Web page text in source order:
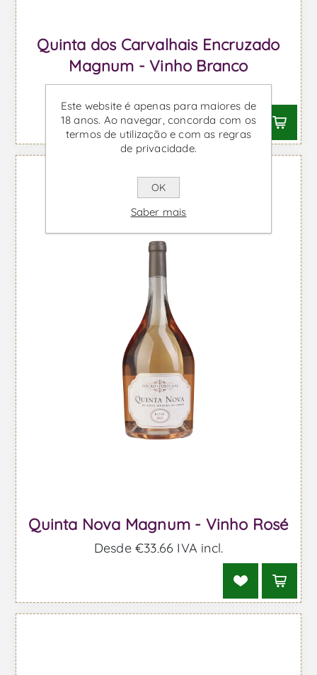
Quinta dos Carvalhais Encruzado
Magnum - Vinho Branco
Desde €50,16 IVA incl.
Quinta Nova Magnum - Vinho Rosé
Desde €33,66 IVA incl.
Este website é apenas para maiores de
18 anos. Ao navegar, concorda com os
termos de utilização e com as regras
de privacidade.
OK
Saber mais